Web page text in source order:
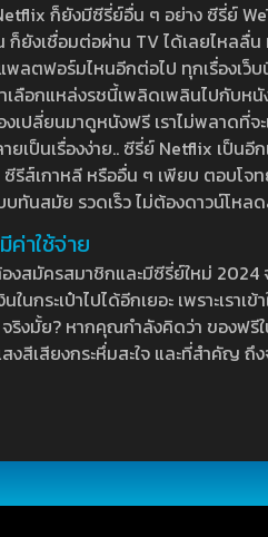
ก็ยังมีซีรี่ย์อื่น ๆ อย่าง ซีรี่ย์
ก็ยังเชื่อมต่อผ่าน TV ได้เลยไหลลื่
พลตฟอร์มไหนอีกต่อไป ทุกเรื่องเว็
เลือกแหล่งรชนี้เพลิดเพลินไปกับห
เปลี่ยนมาดูหนังฟรี เราไม่พลาดที่
ยเป็นเรื่องง่าย.. ซีรี่ย์ Netflix เป็น
ส์เกาหลี หรืออื่น ๆ เพียบ ตอบโจท
บทันสมัย รวดเร็ว ไม่ต้องดาวน์โห
าใช้จ่าย
งสมัครสมาชิกและมีซีรี่ย์ใหม่
ในกระเป๋าไปได้อีกเยอะ เพราะเร
ริงมั้ย? หากคุณกำลังคิดว่า ของฟ
งสีเสียงกระหึ่มสะใจ และที่สำคัญ